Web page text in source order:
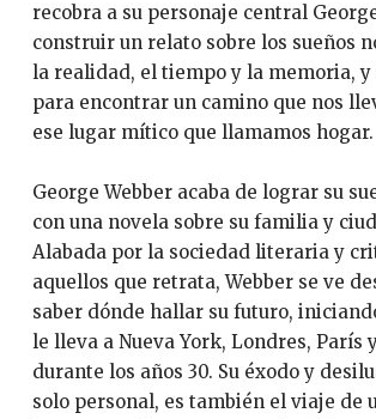
recobra a su personaje central
construir un relato sobre los sueños
la realidad, el tiempo y la memoria, y
para encontrar un camino que nos
ese lugar mítico que llamamos hogar.
George Webber acaba de lograr su
con una novela sobre su familia y
Alabada por la sociedad literaria y
aquellos que retrata, Webber se ve
saber dónde hallar su futuro,
le lleva a Nueva York, Londres, París
durante los años 30. Su éxodo y
solo personal, es también el viaje de